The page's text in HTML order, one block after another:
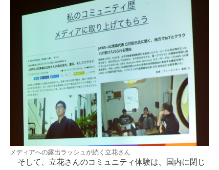
メディアへの露出ラッシュが続く立花さん
そして、立花さんのコミュニティ体験は、国内に閉じ